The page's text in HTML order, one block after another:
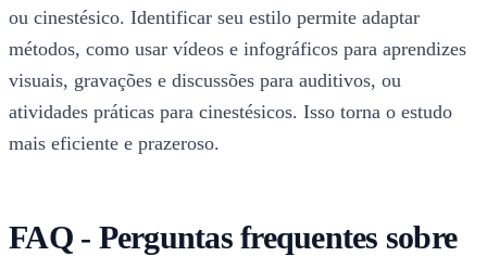
ou cinestésico. Identificar seu estilo permite adaptar
métodos, como usar vídeos e infográficos para aprendizes
visuais, gravações e discussões para auditivos, ou
atividades práticas para cinestésicos. Isso torna o estudo
mais eficiente e prazeroso.
FAQ - Perguntas frequentes sobre